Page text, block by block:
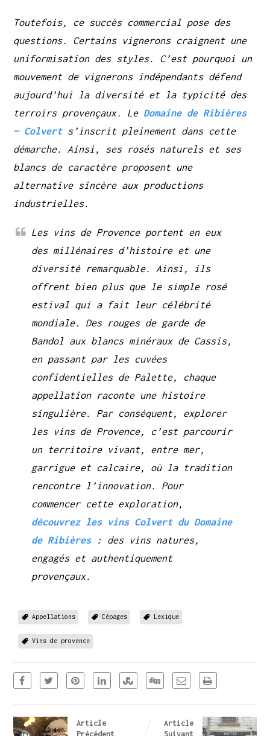
Toutefois, ce succès commercial pose des
questions. Certains vignerons craignent une
uniformisation des styles. C’est pourquoi un
mouvement de vignerons indépendants défend
aujourd’hui la diversité et la typicité des
terroirs provençaux. Le Domaine de Ribières
— Colverts’inscrit pleinement dans cette
démarche. Ainsi, ses rosés naturels et ses
blancs de caractère proposent une
alternative sincère aux productions
industrielles.
Les vins de Provence portent en eux
des millénaires d’histoire et une
diversité remarquable. Ainsi, ils
offrent bien plus que le simple rosé
estival qui a fait leur célébrité
mondiale. Des rouges de garde de
Bandol aux blancs minéraux de Cassis,
en passant par les cuvées
confidentielles de Palette, chaque
appellation raconte une histoire
singulière. Par conséquent, explorer
les vins de Provence, c’est parcourir
un territoire vivant, entre mer,
garrigue et calcaire, où la tradition
rencontre l’innovation. Pour
commencer cette exploration,
découvrez les vins Colvert du Domaine
de Ribières: des vins natures,
engagés et authentiquement
provençaux.
Appellations Cépages Lexique
Vins de provence
Article
Précédent
Article
Suivant